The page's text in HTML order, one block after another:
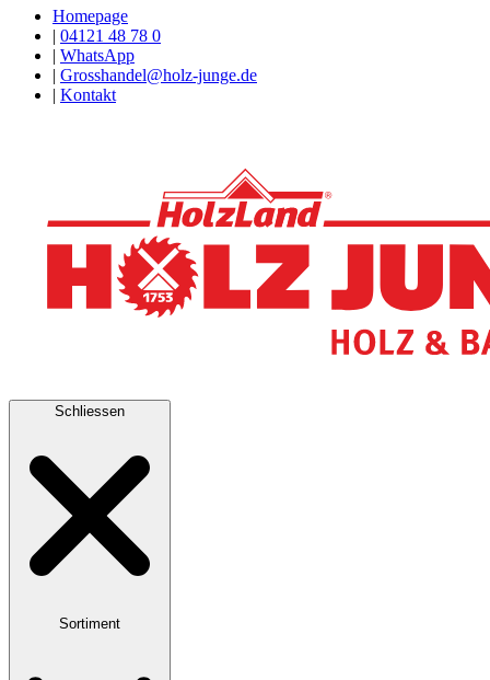
Homepage
| 04121 48 78 0
| WhatsApp
| Grosshandel@holz-junge.de
| Kontakt
Schliessen
Sortiment